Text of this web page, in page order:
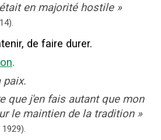
en majorité hostile »
de faire durer.
.
paix.
que j'en fais autant que mon
le maintien de la tradition »
1929).